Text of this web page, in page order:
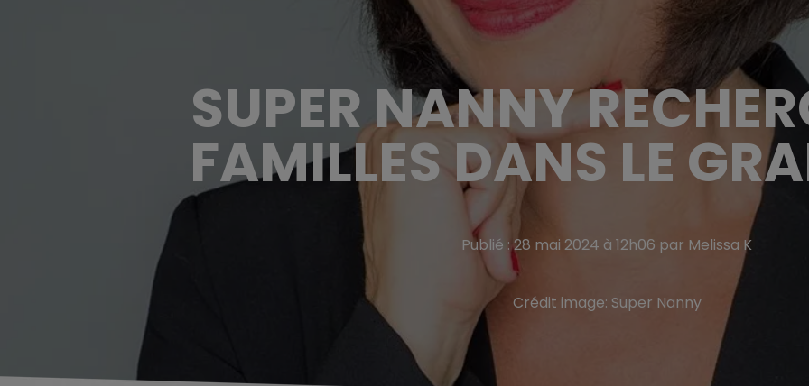
SUPER NANNY
FAMILLES DANS LE
Publié : 28 mai 2024 à 12h06 par Melissa K
Crédit image: Super Nanny